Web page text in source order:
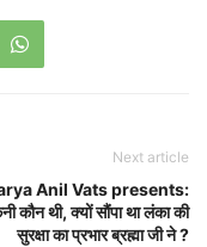
Next article
Anil Vats presents:
कौन थी, क्यों सौंपा था लंका की
सुरक्षा का प्रभार ब्रह्मा जी ने ?